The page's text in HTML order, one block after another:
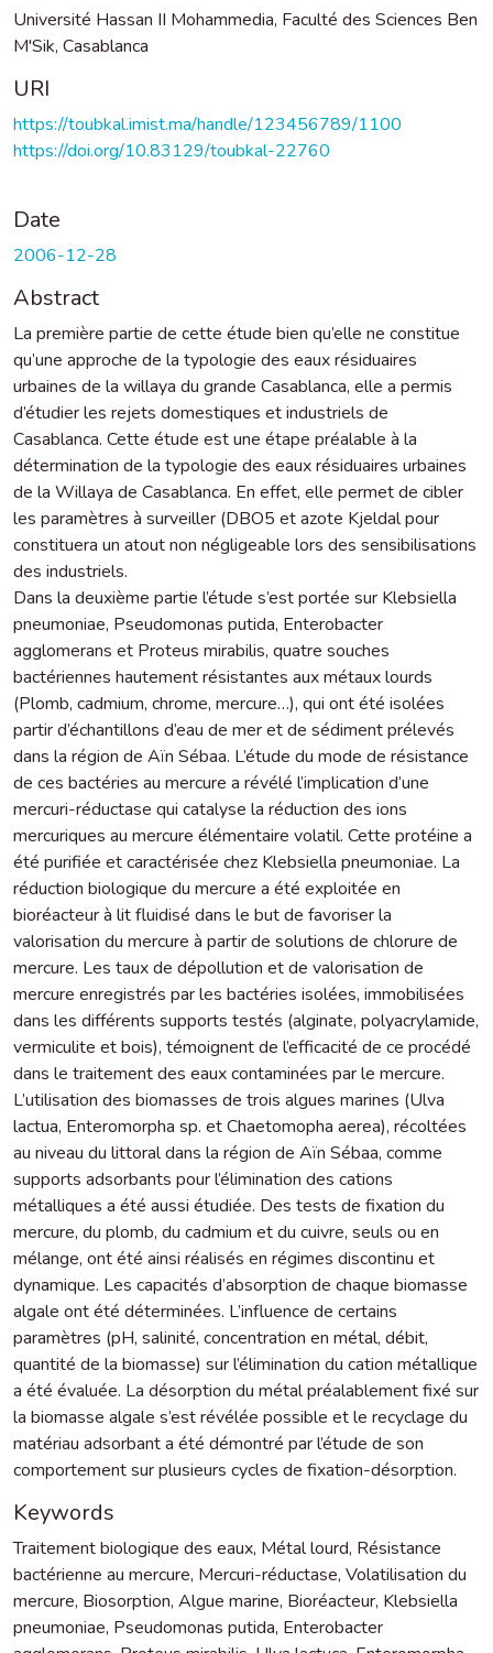
Université Hassan II Mohammedia, Faculté des Sciences Ben
M'Sik, Casablanca
URI
https://toubkal.imist.ma/handle/123456789/1100
https://doi.org/10.83129/toubkal-22760
Date
2006-12-28
Abstract
La première partie de cette étude bien qu’elle ne constitue
qu’une approche de la typologie des eaux résiduaires
urbaines de la willaya du grande Casablanca, elle a permis
d’étudier les rejets domestiques et industriels de
Casablanca. Cette étude est une étape préalable à la
détermination de la typologie des eaux résiduaires urbaines
de la Willaya de Casablanca. En effet, elle permet de cibler
les paramètres à surveiller (DBO5 et azote Kjeldal pour
constituera un atout non négligeable lors des sensibilisations
des industriels.
Dans la deuxième partie l’étude s’est portée sur Klebsiella
pneumoniae, Pseudomonas putida, Enterobacter
agglomerans et Proteus mirabilis, quatre souches
bactériennes hautement résistantes aux métaux lourds
(Plomb, cadmium, chrome, mercure…), qui ont été isolées
partir d’échantillons d’eau de mer et de sédiment prélevés
dans la région de Aïn Sébaa. L’étude du mode de résistance
de ces bactéries au mercure a révélé l’implication d’une
mercuri-réductase qui catalyse la réduction des ions
mercuriques au mercure élémentaire volatil. Cette protéine a
été purifiée et caractérisée chez Klebsiella pneumoniae. La
réduction biologique du mercure a été exploitée en
bioréacteur à lit fluidisé dans le but de favoriser la
valorisation du mercure à partir de solutions de chlorure de
mercure. Les taux de dépollution et de valorisation de
mercure enregistrés par les bactéries isolées, immobilisées
dans les différents supports testés (alginate, polyacrylamide,
vermiculite et bois), témoignent de l’efficacité de ce procédé
dans le traitement des eaux contaminées par le mercure.
L’utilisation des biomasses de trois algues marines (Ulva
lactua, Enteromorpha sp. et Chaetomopha aerea), récoltées
au niveau du littoral dans la région de Aïn Sébaa, comme
supports adsorbants pour l’élimination des cations
métalliques a été aussi étudiée. Des tests de fixation du
mercure, du plomb, du cadmium et du cuivre, seuls ou en
mélange, ont été ainsi réalisés en régimes discontinu et
dynamique. Les capacités d’absorption de chaque biomasse
algale ont été déterminées. L’influence de certains
paramètres (pH, salinité, concentration en métal, débit,
quantité de la biomasse) sur l’élimination du cation métallique
a été évaluée. La désorption du métal préalablement fixé sur
la biomasse algale s’est révélée possible et le recyclage du
matériau adsorbant a été démontré par l’étude de son
comportement sur plusieurs cycles de fixation-désorption.
Keywords
Traitement biologique des eaux, Métal lourd, Résistance
bactérienne au mercure, Mercuri-réductase, Volatilisation du
mercure, Biosorption, Algue marine, Bioréacteur, Klebsiella
pneumoniae, Pseudomonas putida, Enterobacter